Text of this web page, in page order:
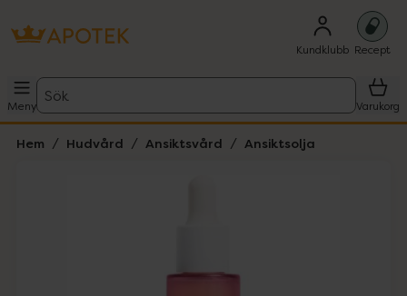
Kundklubb Recept
Meny
Sök
Varukorg
Hem Hudvård Ansiktsvård Ansiktsolja